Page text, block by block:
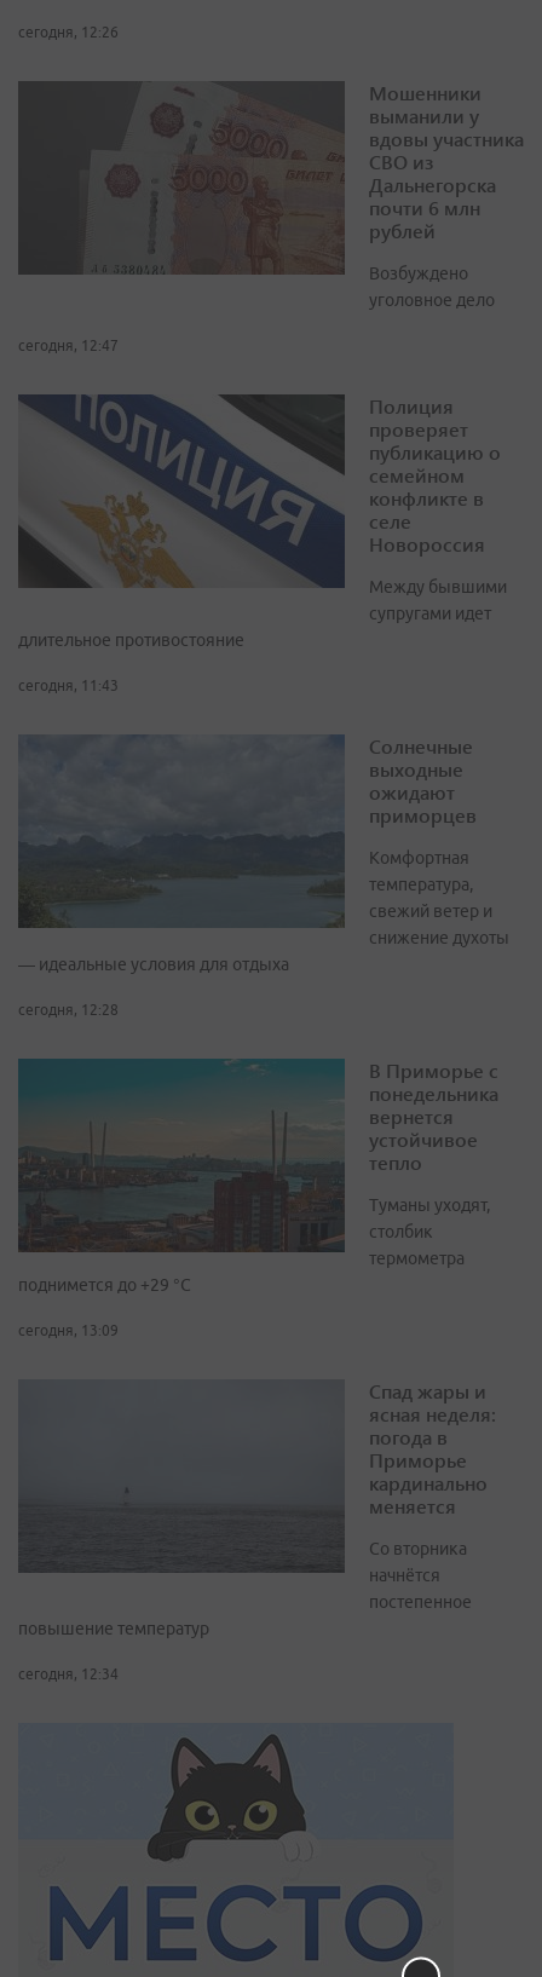
сегодня, 12:26
Мошенники
выманили у
вдовы участника
СВО из
Дальнегорска
почти 6 млн
рублей
Возбуждено
уголовное дело
сегодня, 12:47
Полиция
проверяет
публикацию о
семейном
конфликте в
селе
Новороссия
Между бывшими
супругами идет
длительное противостояние
сегодня, 11:43
Солнечные
выходные
ожидают
приморцев
Комфортная
температура,
свежий ветер и
снижение духоты
— идеальные условия для отдыха
сегодня, 12:28
В Приморье с
понедельника
вернется
устойчивое
тепло
Туманы уходят,
столбик
термометра
поднимется до +29 °С
сегодня, 13:09
Спад жары и
ясная неделя:
погода в
Приморье
кардинально
меняется
Со вторника
начнётся
постепенное
повышение температур
сегодня, 12:34